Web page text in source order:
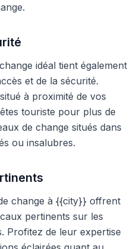
idéal tient également
et de la sécurité.
à proximité de vos
touriste pour plus de
de change situés dans
ou insalubres.
change à {{city}} offrent
pertinents sur les
Profitez de leur expertise